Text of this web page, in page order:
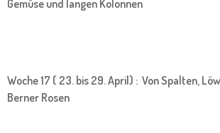
Gemüse und langen Kolonnen
Woche 17 ( 23. bis 29. April) : Von Spalten,
Berner Rosen